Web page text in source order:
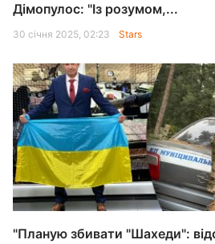
Дімопулос: "Із розумом,...
30 січня 2025, 02:23 Stars
"Планую збивати "Шахеди":